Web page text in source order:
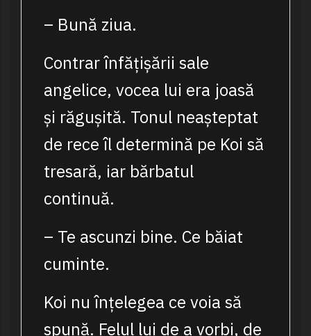
– Bună ziua.
Contrar înfățișării sale
angelice, vocea lui era joasă
și răgușită. Tonul neașteptat
de rece îl determină pe Koi să
tresară, iar bărbatul
continuă.
– Te ascunzi bine. Ce băiat
cuminte.
Koi nu înțelegea ce voia să
spună. Felul lui de a vorbi, de